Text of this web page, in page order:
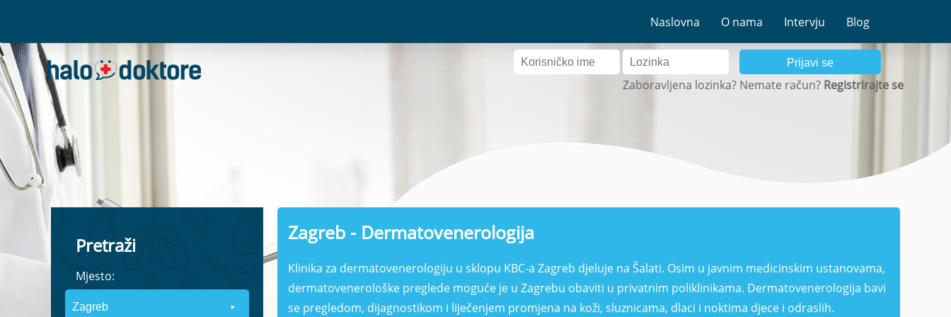
Naslovna O nama Intervju Blog
Zaboravljena lozinka?
Prijavi se
Nemate račun? Registrirajte se
Pretraži
Mjesto:
Zagreb - Dermatovenerologija
Klinika za dermatovenerologiju u sklopu KBC-a Zagreb djeluje na Šalati. Osim u javnim medicinskim ustanovama,
dermatovenerološke preglede moguće je u Zagrebu obaviti u privatnim poliklinikama. Dermatovenerologija bavi
se pregledom, dijagnostikom i liječenjem promjena na koži, sluznicama, dlaci i noktima djece i odraslih.